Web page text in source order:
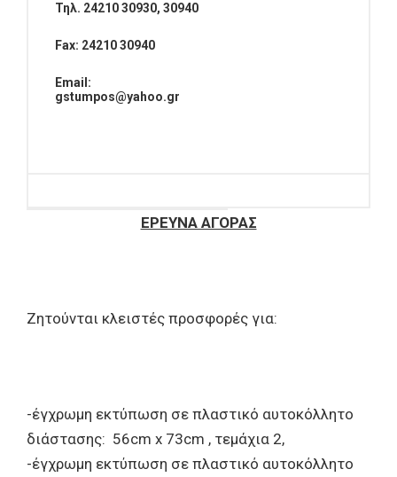
Τηλ. 24210 30930, 30940
Fax: 24210 30940
Email :
gstumpos@yahoo.gr
ΕΡΕΥΝΑ ΑΓΟΡΑΣ
Ζητούνται κλειστές προσφορές για:
-έγχρωμη εκτύπωση σε πλαστικό αυτοκόλλητο
διάστασης: 56cm x 73cm , τεμάχια 2,
-έγχρωμη εκτύπωση σε πλαστικό αυτοκόλλητο